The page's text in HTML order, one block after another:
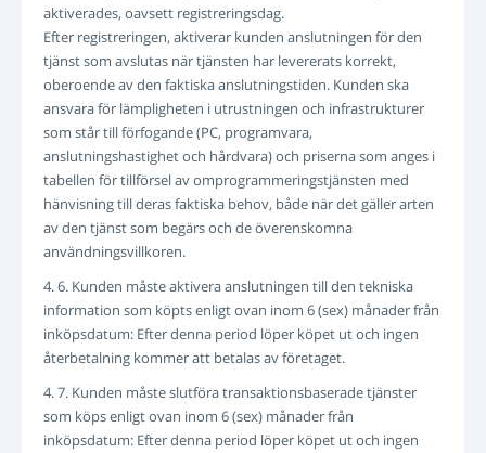
aktiverades, oavsett registreringsdag.
Efter registreringen, aktiverar kunden anslutningen för den
tjänst som avslutas när tjänsten har levererats korrekt,
oberoende av den faktiska anslutningstiden. Kunden ska
ansvara för lämpligheten i utrustningen och infrastrukturer
som står till förfogande (PC, programvara,
anslutningshastighet och hårdvara) och priserna som anges i
tabellen för tillförsel av omprogrammeringstjänsten med
hänvisning till deras faktiska behov, både när det gäller arten
av den tjänst som begärs och de överenskomna
användningsvillkoren.
4. 6. Kunden måste aktivera anslutningen till den tekniska
information som köpts enligt ovan inom 6 (sex) månader från
inköpsdatum: Efter denna period löper köpet ut och ingen
återbetalning kommer att betalas av företaget.
4. 7. Kunden måste slutföra transaktionsbaserade tjänster
som köps enligt ovan inom 6 (sex) månader från
inköpsdatum: Efter denna period löper köpet ut och ingen